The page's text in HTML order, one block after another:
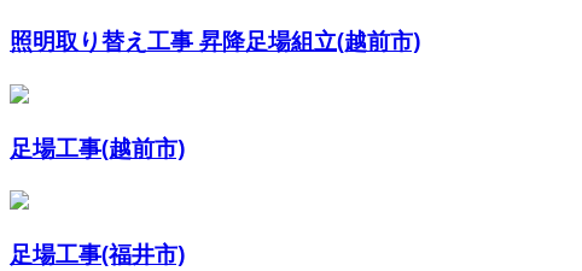
照明取り替え工事 昇降足場組立(越前市)
足場工事(越前市)
足場工事(福井市)